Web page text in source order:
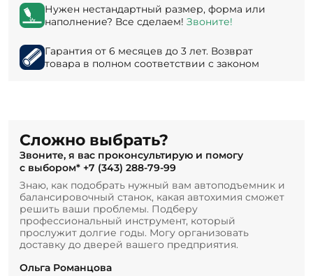
Нужен нестандартный размер, форма или
наполнение? Все сделаем! Звоните!
Гарантия от 6 месяцев до 3 лет. Возврат
товара в полном соответствии с законом
Сложно выбрать?
Звоните, я вас проконсультирую и помогу
с выбором* +7 (343) 288-79-99
Знаю, как подобрать нужный вам автоподъемник и
балансировочный станок, какая автохимия сможет
решить ваши проблемы. Подберу
профессиональный инструмент, который
прослужит долгие годы. Могу организовать
доставку до дверей вашего предприятия.
Ольга Романцова